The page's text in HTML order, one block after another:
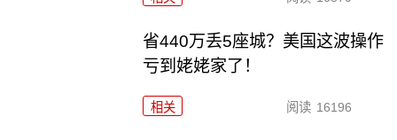
省440万丢5座城？美国这波操作
亏到姥姥家了！
相关 阅读 16196